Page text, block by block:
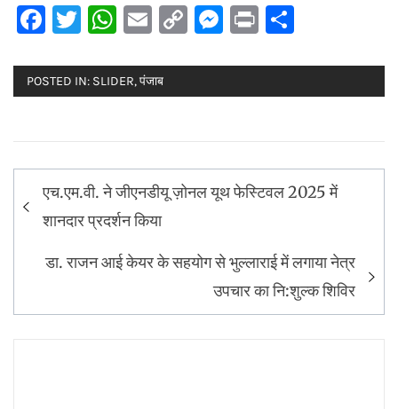
Facebook
Twitter
WhatsApp
Email
CopyMessenger
Print
POSTED IN: SLIDER,पंजाब
Post
navigation
एच.एम.वी. ने जीएनडीयू ज़ोनल यूथ फेस्टिवल 2025 में
शानदार प्रदर्शन किया
डा. राजन आई केयर के सहयोग से भुल्लाराई में लगाया नेत्र
उपचार का नि:शुल्क शिविर